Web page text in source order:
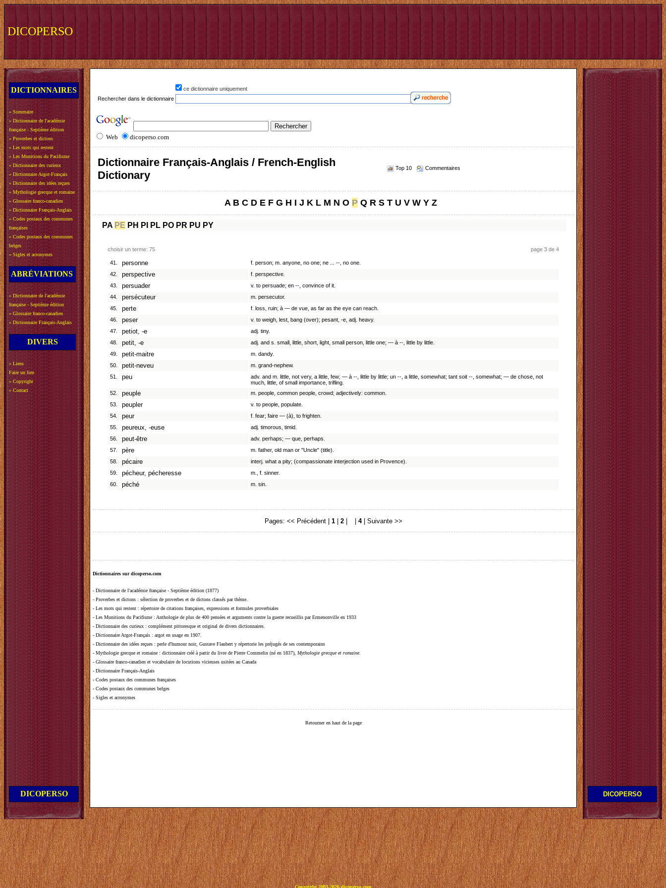
DICOPERSO
DICTIONNAIRES
» Sommaire
» Dictionnaire de l'académie
française - Septième édition
» Proverbes et dictons
» Les mots qui restent
» Les Munitions du Pacifisme
» Dictionnaire des curieux
» Dictionnaire Argot-Français
» Dictionnaire des idées reçues
» Mythologie grecque et romaine
» Glossaire franco-canadien
» Dictionnaire Français-Anglais
» Codes postaux des communes
françaises
» Codes postaux des communes
belges
» Sigles et acronymes
ABRÉVIATIONS
» Dictionnaire de l'académie
française - Septième édition
» Glossaire franco-canadien
» Dictionnaire Français-Anglais
DIVERS
» Liens
Faire un lien
» Copyright
» Contact
DICOPERSO
ce dictionnaire uniquement
Rechercher dans le dictionnaire
Web dicoperso.com
Dictionnaire Français-Anglais / French-English
Dictionary
Top 10 Commentaires
A B C D E F G H I J K L M N O P Q R S T U V W Y Z
PA PE PH PI PL PO PR PU PY
choisir un terme: 75 page 3 de 4
41. personne
f. person; m. anyone, no one; ne ... --, no one.
42.
perspective
f. perspective.
43.
persuader
v. to persuade; en --, convince of it.
44.
persécuteur
m. persecutor.
45.
perte
f. loss, ruin; à — de vue, as far as the eye can reach.
46.
peser
v. to weigh, lest, bang (over); pesant, -e, adj. heavy.
47.
petiot, -e
adj. tiny.
48.
petit, -e
adj. and s. small, little, short, light, small person, little one; — à --, little by little.
49.
petit-maitre
m. dandy.
50.
petit-neveu
m. grand-nephew.
51.
peu
adv. and m. little, not very, a little, few; — à --, little by little; un --, a little, somewhat; tant soit --, somewhat; — de chose, not
much, little, of small importance, trifling.
52.
peuple
m. people, common people, crowd; adjectively: common.
53.
peupler
v. to people, populate.
54.
peur
f. fear; faire — (à), to frighten.
55.
peureux, -euse
adj. timorous, timid.
56.
peut-être
adv. perhaps; — que, perhaps.
57.
père
m. father, old man or "Uncle" (title).
58.
pécaire
interj. what a pity; (compassionate interjection used in Provence).
59.
pécheur, pécheresse
m., f. sinner.
60.
péché m. sin.
Pages: << Précédent| 1| 2| 4| Suivante >>
Dictionnaires sur dicoperso.com
- Dictionnaire de l'académie française - Septième édition (1877)
- Proverbes et dictons : sélection de proverbes et de dictons classés par thème.
- Les mots qui restent : répertoire de citations françaises, expressions et formules proverbiales
- Les Munitions du Pacifisme : Anthologie de plus de 400 pensées et arguments contre la guerre recueillis par Ermenonville en 1933
- Dictionnaire des curieux : complément pittoresque et original de divers dictionnaires.
- Dictionnaire Argot-Français : argot en usage en 1907.
- Dictionnaire des idées reçues : perle d'humour noir, Gustave Flaubert y répertorie les préjugés de ses contemporains
- Mythologie grecque et romaine : dictionnaire créé à partir du livre de Pierre Commelin (né en 1837), Mythologie grecque et romaine.
- Glossaire franco-canadien et vocabulaire de locutions vicieuses usitées au Canada
- Dictionnaire Français-Anglais
- Codes postaux des communes françaises
- Codes postaux des communes belges
- Sigles et acronymes
Retourner en haut de la page
DICOPERSO
Copyright 2003-2026 dicoperso.com